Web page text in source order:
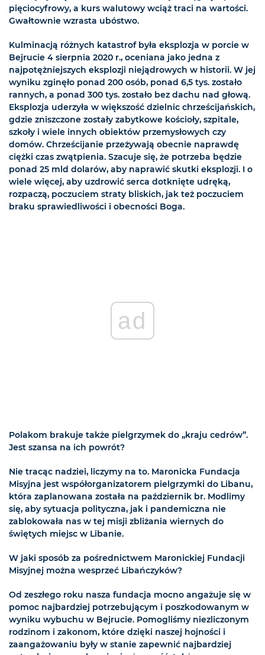
pięciocyfrowy, a kurs walutowy wciąż traci na wartości.
Gwałtownie wzrasta ubóstwo.
Kulminacją różnych katastrof była eksplozja w porcie w
Bejrucie 4 sierpnia 2020 r., oceniana jako jedna z
najpotężniejszych eksplozji niejądrowych w historii. W jej
wyniku zginęło ponad 200 osób, ponad 6,5 tys. zostało
rannych, a ponad 300 tys. zostało bez dachu nad głową.
Eksplozja uderzyła w większość dzielnic chrześcijańskich,
gdzie zniszczone zostały zabytkowe kościoły, szpitale,
szkoły i wiele innych obiektów przemysłowych czy
domów. Chrześcijanie przeżywają obecnie naprawdę
ciężki czas zwątpienia. Szacuje się, że potrzeba będzie
ponad 25 mld dolarów, aby naprawić skutki eksplozji. I o
wiele więcej, aby uzdrowić serca dotknięte udręką,
rozpaczą, poczuciem straty bliskich, jak też poczuciem
braku sprawiedliwości i obecności Boga.
ad
Polakom brakuje także pielgrzymek do „kraju cedrów”.
Jest szansa na ich powrót?
Nie tracąc nadziei, liczymy na to. Maronicka Fundacja
Misyjna jest współorganizatorem pielgrzymki do Libanu,
która zaplanowana została na październik br. Modlimy
się, aby sytuacja polityczna, jak i pandemiczna nie
zablokowała nas w tej misji zbliżania wiernych do
świętych miejsc w Libanie.
W jaki sposób za pośrednictwem Maronickiej Fundacji
Misyjnej można wesprzeć Libańczyków?
Od zeszłego roku nasza fundacja mocno angażuje się w
pomoc najbardziej potrzebującym i poszkodowanym w
wyniku wybuchu w Bejrucie. Pomogliśmy niezliczonym
rodzinom i zakonom, które dzięki naszej hojności i
zaangażowaniu były w stanie zapewnić najbardziej